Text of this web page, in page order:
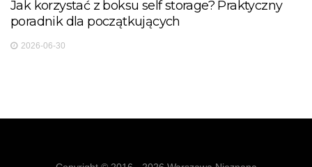
Jak korzystać z boksu self storage? Praktyczny
poradnik dla początkujących
2026-06-30